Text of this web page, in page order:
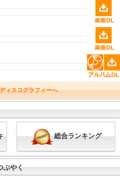
ィスコグラフィーへ
総合ランキング
ぶやく